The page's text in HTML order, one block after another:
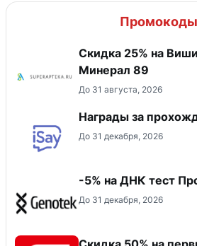
Промокоды
Скидка 25% на
Минерал 89
До 31 августа, 2026
Награды за
До 31 декабря, 2026
-5% на ДНК тест
До 31 декабря, 2026